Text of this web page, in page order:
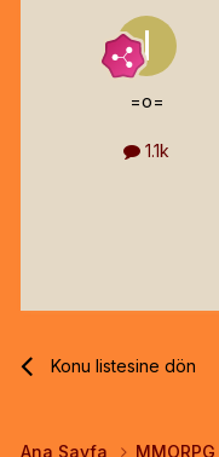
=o=
1.1k
Konu listesine dön
Ana Sayfa